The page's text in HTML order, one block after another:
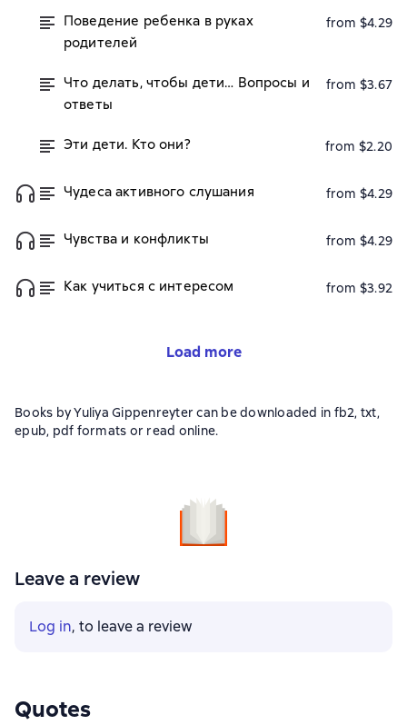
Поведение ребенка в руках
родителей
from $4.29
Что делать, чтобы дети… Вопросы и
ответы
from $3.67
Эти дети. Кто они? from $2.20
Чудеса активного слушания from $4.29
Чувства и конфликты from $4.29
Как учиться с интересом from $3.92
Load more
Books by Yuliya Gippenreyter can be downloaded in fb2, txt,
epub, pdf formats or read online.
Leave a review
Log in, to leave a review
Quotes